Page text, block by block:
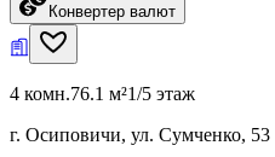
Конвертер валют
4 комн.76.1 м²1/5 этаж
г. Осиповичи, ул. Сумченко, 53